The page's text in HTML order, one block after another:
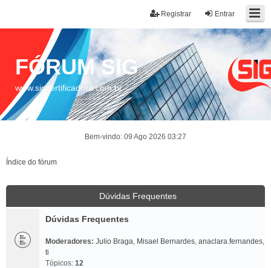
Entrar
Registrar
FÓRUM SIG
www.sigcertificadora.com.br
Bem-vindo: 09 Ago 2026 03:27
Índice do fórum
Dúvidas Frequentes
Dúvidas Frequentes
Moderadores: Julio Braga, Misael Bernardes, anaclara.fernandes,
ti
Tópicos: 12